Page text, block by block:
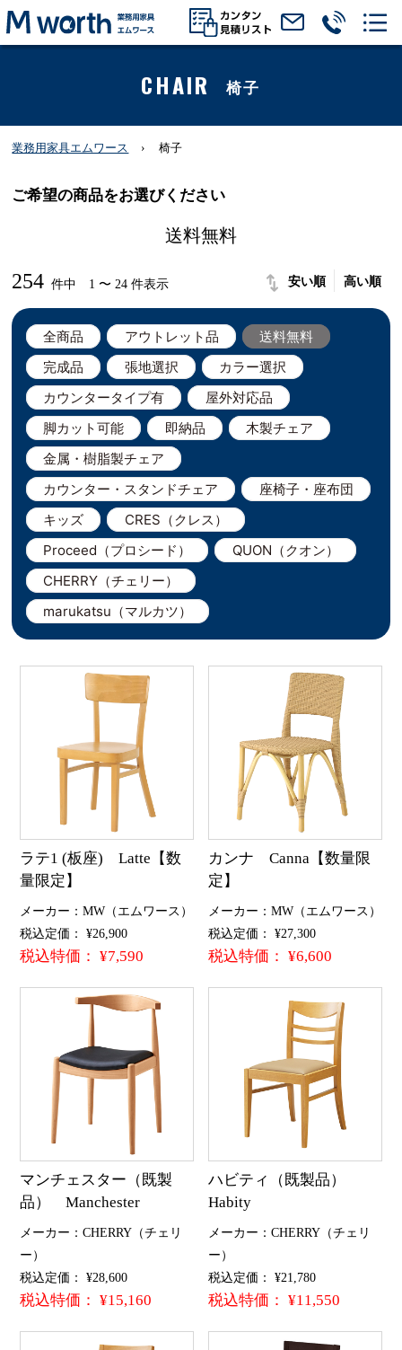
CHAIR 椅子
業務用家具エムワース 椅子
ご希望の商品をお選びください
254 件中 1 〜 24 件表示
送料無料
安い順 高い順
全商品 アウトレット品
送料無料
完成品
張地選択
カラー選択
カウンタータイプ有
屋外対応品
脚カット可能
即納品
木製チェア
金属・樹脂製チェア
カウンター・スタンドチェア
座椅子・座布団
キッズ
CRES（クレス）
Proceed（プロシード）
QUON（クオン）
CHERRY（チェリー）
marukatsu（マルカツ）
ラテ1 (板座) Latte【数
量限定】
メーカー：MW（エムワース）
税込定価： ¥26,900
税込特価： ¥7,590
カンナ Canna【数量限
定】
メーカー：MW（エムワース）
税込定価： ¥27,300
税込特価： ¥6,600
マンチェスター（既製
品） Manchester
メーカー：CHERRY（チェリ
ー）
税込定価： ¥28,600
税込特価： ¥15,160
ハビティ（既製品）
Habity
メーカー：CHERRY（チェリ
ー）
税込定価： ¥21,780
税込特価： ¥11,550